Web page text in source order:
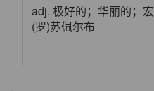
adj. 极好的；华丽的；
(罗)苏佩尔布